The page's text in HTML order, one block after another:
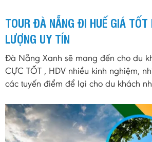
TOUR ĐÀ NẴNG ĐI HUẾ GIÁ TỐT
LƯỢNG UY TÍN
Đà Nẵng Xanh sẽ mang đến cho du
CỰC TỐT , HDV nhiều kinh nghiệm,
các tuyến điểm để lại cho du khách